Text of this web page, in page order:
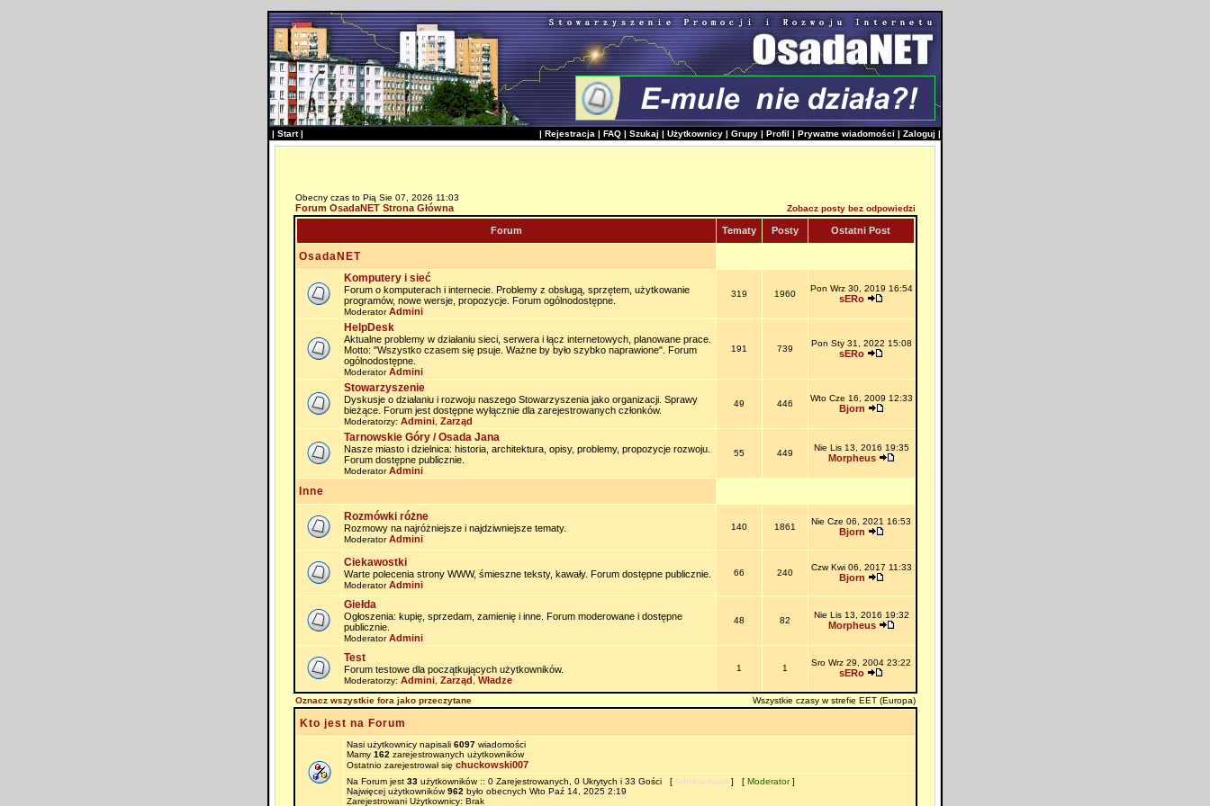
| Start| | Rejestracja | FAQ | Szukaj | Użytkownicy | Grupy | Profil | Prywatne wiadomości | Zaloguj |
Obecny czas to Pią Sie 07, 2026 11:03
Forum OsadaNET Strona Główna Zobacz posty bez odpowiedzi
Forum Tematy Posty Ostatni Post
OsadaNET
Komputery i sieć
Forum o komputerach i internecie. Problemy z obsługą, sprzętem, użytkowanie
programów, nowe wersje, propozycje. Forum ogólnodostępne.
ModeratorAdmini
319 1960
Pon Wrz 30, 2019 16:54
sERo
HelpDesk
Aktualne problemy w działaniu sieci, serwera i łącz internetowych, planowane prace.
Motto: "Wszystko czasem się psuje. Ważne by było szybko naprawione". Forum
ogólnodostępne.
ModeratorAdmini
191 739
Pon Sty 31, 2022 15:08
sERo
Stowarzyszenie
Dyskusje o działaniu i rozwoju naszego Stowarzyszenia jako organizacji. Sprawy
bieżące. Forum jest dostępne wyłącznie dla zarejestrowanych członków.
Moderatorzy: Admini, Zarząd
49 446
Wto Cze 16, 2009 12:33
Bjorn
Tarnowskie Góry / Osada Jana
Nasze miasto i dzielnica: historia, architektura, opisy, problemy, propozycje rozwoju.
Forum dostępne publicznie.
ModeratorAdmini
55 449
Nie Lis 13, 2016 19:35
Morpheus
Inne
Rozmówki różne
Rozmowy na najróżniejsze i najdziwniejsze tematy.
ModeratorAdmini
140 1861
Nie Cze 06, 2021 16:53
Bjorn
Ciekawostki
Warte polecenia strony WWW, śmieszne teksty, kawały. Forum dostępne publicznie.
ModeratorAdmini
66 240
Czw Kwi 06, 2017 11:33
Bjorn
Giełda
Ogłoszenia: kupię, sprzedam, zamienię i inne. Forum moderowane i dostępne
publicznie.
ModeratorAdmini
48 82
Nie Lis 13, 2016 19:32
Morpheus
Test
Forum testowe dla początkujących użytkowników.
Moderatorzy: Admini, Zarząd Władze
1 1
Sro Wrz 29, 2004 23:22
sERo
Oznacz wszystkie fora jako przeczytane Wszystkie czasy w strefie EET (Europa)
Kto jest na Forum
Nasi użytkownicy napisali 6097wiadomości
Mamy 162 zarejestrowanych użytkowników
Ostatnio zarejestrował się chuckowski007
Na Forum jest 33użytkowników :: 0 Zarejestrowanych, 0 Ukrytych i 33 Gości [ Administrator] [ Moderator]
Najwięcej użytkowników962 było obecnych Wto Paź 14, 2025 2:19
Zarejestrowani Użytkownicy: Brak